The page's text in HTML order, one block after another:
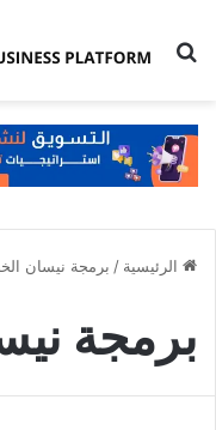
بحث عن
الرئيسية / برمجة نيسان
برمجة